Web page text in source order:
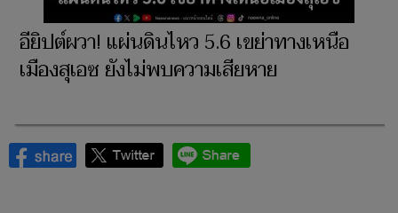
อียิปต์ผวา! แผ่นดินไหว 5.6 เขย่าทางเหนือ
เมืองสุเอซ ยังไม่พบความเสียหาย